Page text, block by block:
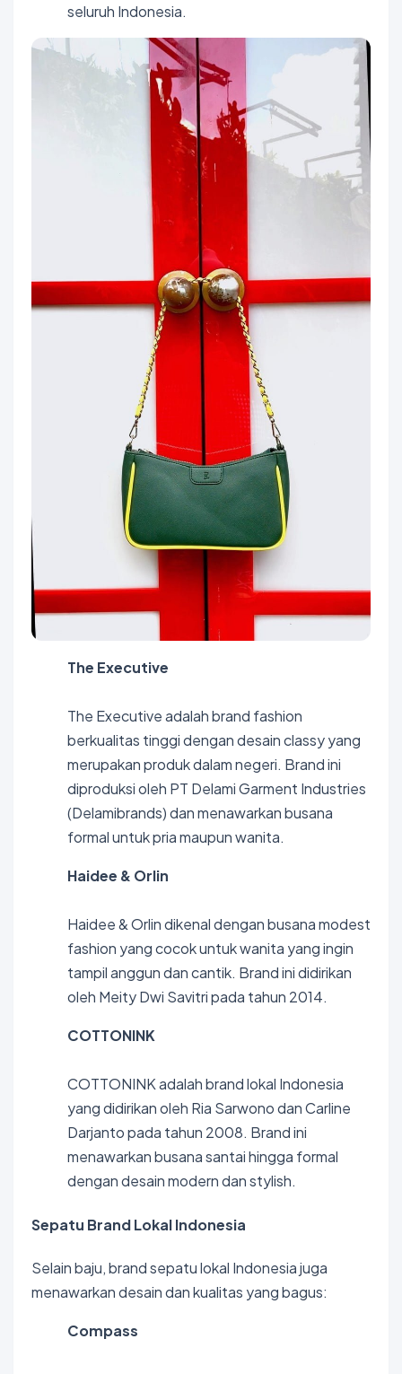
seluruh Indonesia.
The Executive
The Executive adalah brand fashion
berkualitas tinggi dengan desain classy yang
merupakan produk dalam negeri. Brand ini
diproduksi oleh PT Delami Garment Industries
(Delamibrands) dan menawarkan busana
formal untuk pria maupun wanita.
Haidee & Orlin
Haidee & Orlin dikenal dengan busana modest
fashion yang cocok untuk wanita yang ingin
tampil anggun dan cantik. Brand ini didirikan
oleh Meity Dwi Savitri pada tahun 2014.
COTTONINK
COTTONINK adalah brand lokal Indonesia
yang didirikan oleh Ria Sarwono dan Carline
Darjanto pada tahun 2008. Brand ini
menawarkan busana santai hingga formal
dengan desain modern dan stylish.
Sepatu Brand Lokal Indonesia
Selain baju, brand sepatu lokal Indonesia juga
menawarkan desain dan kualitas yang bagus:
Compass